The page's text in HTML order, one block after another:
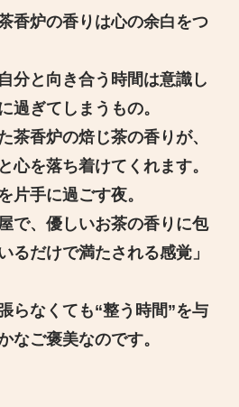
香炉の香りは心の余白をつ
分と向き合う時間は意識し
過ぎてしまうもの。
茶香炉の焙じ茶の香りが、
心を落ち着けてくれます。
片手に過ごす夜。
で、優しいお茶の香りに包
るだけで満たされる感覚」
らなくても“整う時間”を与
なご褒美なのです。